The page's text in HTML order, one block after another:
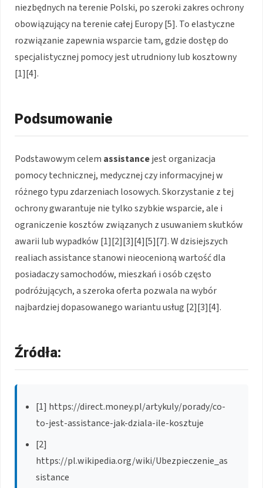
niezbędnych na terenie Polski, po szeroki zakres ochrony
obowiązujący na terenie całej Europy[5]. To elastyczne
rozwiązanie zapewnia wsparcie tam, gdzie dostęp do
specjalistycznej pomocy jest utrudniony lub kosztowny
[1][4].
Podsumowanie
Podstawowym celem assistancejest organizacja
pomocy technicznej, medycznej czy informacyjnej w
różnego typu zdarzeniach losowych. Skorzystanie z tej
ochrony gwarantuje nie tylko szybkie wsparcie, ale i
ograniczenie kosztów związanych z usuwaniem skutków
awarii lub wypadków [1][2][3][4][5][7]. W dzisiejszych
realiach assistance stanowi nieocenioną wartość dla
posiadaczy samochodów, mieszkań i osób często
podróżujących, a szeroka oferta pozwala na wybór
najbardziej dopasowanego wariantu usług [2][3][4].
Źródła:
[1] https://direct.money.pl/artykuly/porady/co-
to-jest-assistance-jak-dziala-ile-kosztuje
[2]
https://pl.wikipedia.org/wiki/Ubezpieczenie_as
sistance